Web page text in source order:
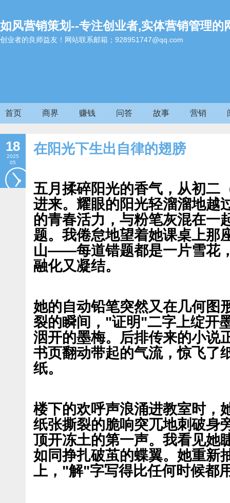
如风营销策划--专注创业者,实体营销管理的
创业者的良师益友！网站联系邮箱；928951747@qq.com
首页 商界 赚钱 问答 故事 营销
18
2025
05
在阳光下生出自律的翅膀
五月揉碎阳光的香气，从初二
进来。耀眼的阳光轻溜溜地越
的青春活力，与粉笔灰混在一
题。我倦怠地望着她课桌上那
山——每道错题都是一片雪花
融化又凝结。
她的自动铅笔突然又在几何图
裂的瞬间，"证明"二字上绽开
洇开的墨梅。后排传来的小说
书页翻动带起的气流，惊飞了
纸。
楼下的欢呼声浪涌进教室时，
纸张撕裂的脆响突兀地刺破身
顶开冻土的第一声。我看见她
如同挣扎破茧的蝶翼。她重新
上，"解"字写得比任何时候都